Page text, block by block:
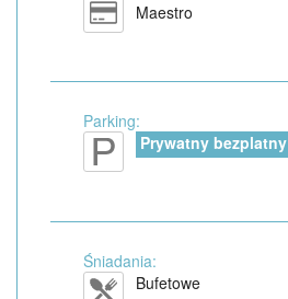
Maestro
Parking:
Prywatny bezplatny
Śniadania:
Bufetowe